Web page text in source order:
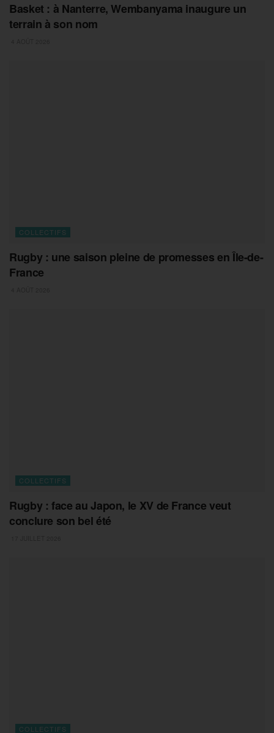
Basket : à Nanterre, Wembanyama inaugure un
terrain à son nom
COLLECTIFS
Rugby : une saison pleine de promesses en Île-de-
France
COLLECTIFS
Rugby : face au Japon, le XV de France veut
conclure son bel été
COLLECTIFS